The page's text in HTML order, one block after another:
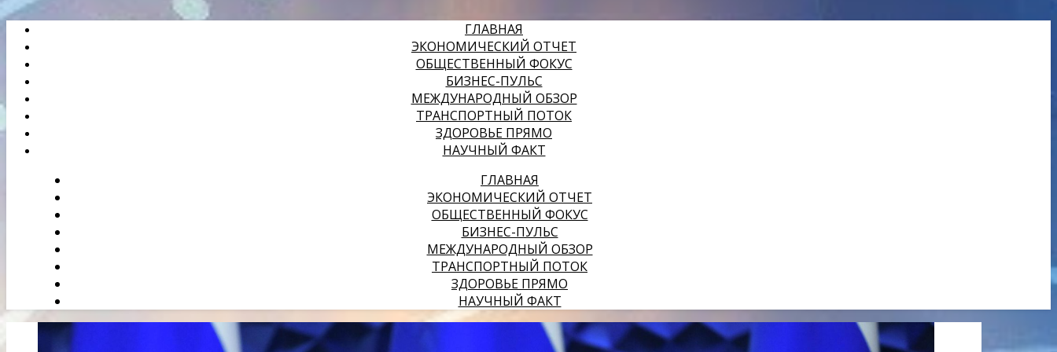
ГЛАВНАЯ
ЭКОНОМИЧЕСКИЙ ОТЧЕТ
ОБЩЕСТВЕННЫЙ ФОКУС
БИЗНЕС-ПУЛЬС
МЕЖДУНАРОДНЫЙ ОБЗОР
ТРАНСПОРТНЫЙ ПОТОК
ЗДОРОВЬЕ ПРЯМО
НАУЧНЫЙ ФАКТ
ГЛАВНАЯ
ЭКОНОМИЧЕСКИЙ ОТЧЕТ
ОБЩЕСТВЕННЫЙ ФОКУС
БИЗНЕС-ПУЛЬС
МЕЖДУНАРОДНЫЙ ОБЗОР
ТРАНСПОРТНЫЙ ПОТОК
ЗДОРОВЬЕ ПРЯМО
НАУЧНЫЙ ФАКТ